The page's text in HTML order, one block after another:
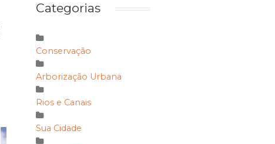
Categorias
Conservação
Arborização Urbana
Rios e Canais
Sua Cidade